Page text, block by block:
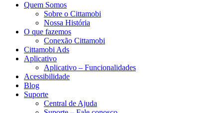
Quem Somos
Sobre o Cittamobi
Nossa História
O que fazemos
Conexão Cittamobi
Cittamobi Ads
Aplicativo
Aplicativo – Funcionalidades
Acessibilidade
Blog
Suporte
Central de Ajuda